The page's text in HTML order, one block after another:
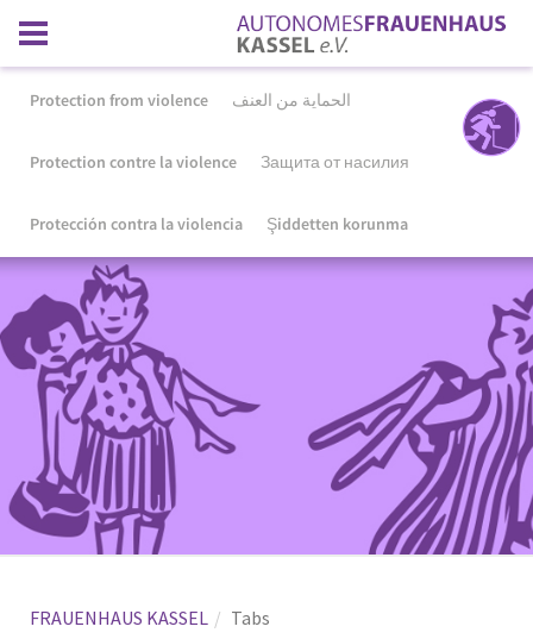
Protection from violence الحماية من العنف
Protection contre la violence Защита от насилия
Protección contra la violencia Şiddetten korunma
FRAUENHAUS KASSEL Tabs